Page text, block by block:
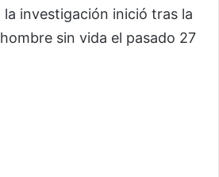
investigación inició tras la
sin vida el pasado 27